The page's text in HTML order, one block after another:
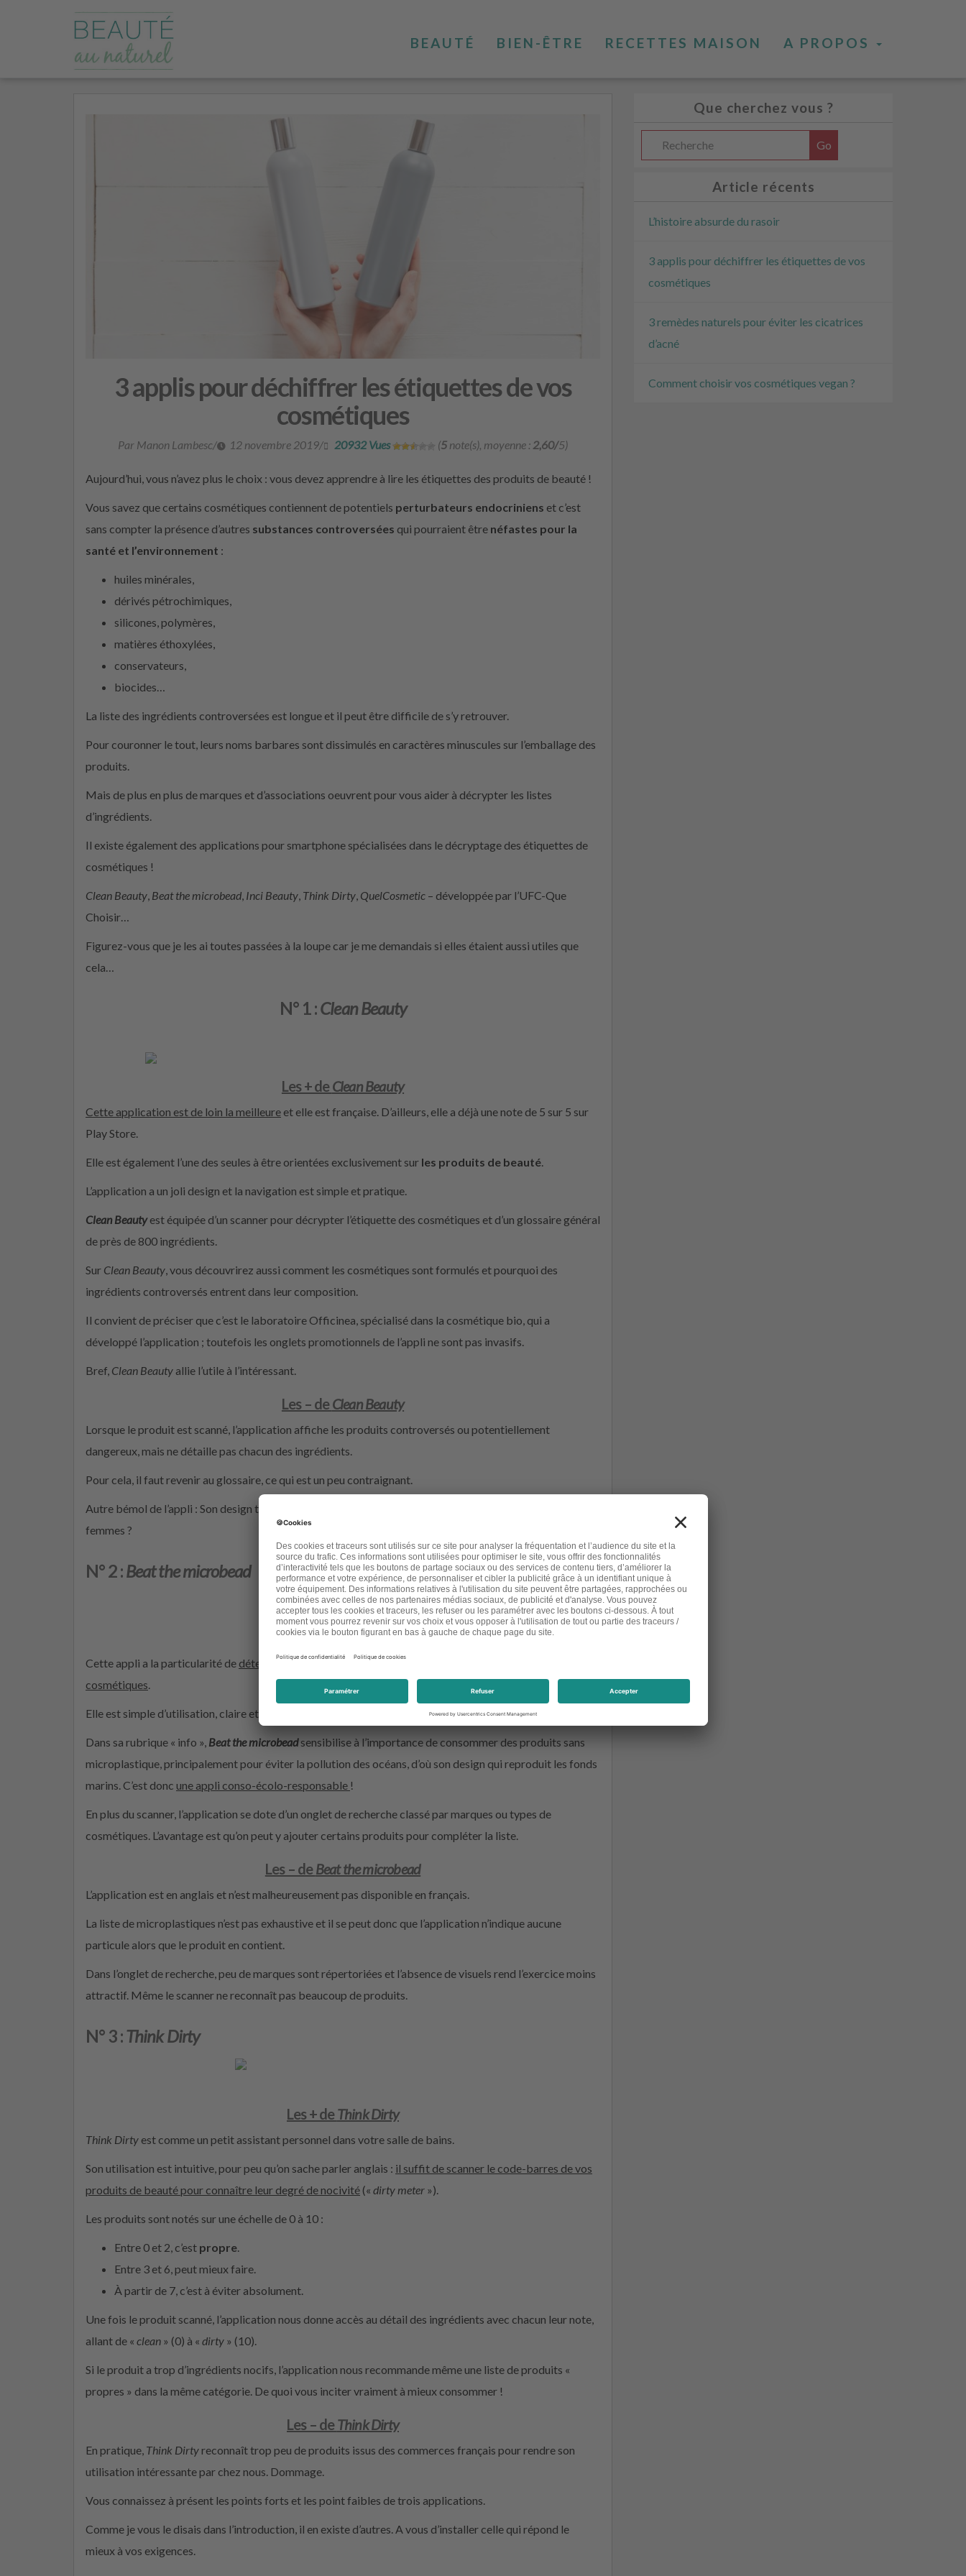
BEAUTÉ BIEN-ÊTRE RECETTES MAISON A PROPOS
3 applis pour déchiffrer les étiquettes de vos
cosmétiques
Par Manon Lambesc/ 12 novembre 2019/ 20932 Vues (5 note(s), moyenne : 2,60/5)
Aujourd’hui, vous n’avez plus le choix : vous devez apprendre à lire les étiquettes des produits de beauté !
Vous savez que certains cosmétiques contiennent de potentiels perturbateurs endocriniens et c’est
sans compter la présence d’autres substances controversées qui pourraient être néfastes pour la
santé et l’environnement :
huiles minérales,
dérivés pétrochimiques,
silicones, polymères,
matières éthoxylées,
conservateurs,
biocides…
La liste des ingrédients controversées est longue et il peut être difficile de s’y retrouver.
Pour couronner le tout, leurs noms barbares sont dissimulés en caractères minuscules sur l’emballage des
produits.
Mais de plus en plus de marques et d’associations oeuvrent pour vous aider à décrypter les listes
d’ingrédients.
Il existe également des applications pour smartphone spécialisées dans le décryptage des étiquettes de
cosmétiques !
Clean Beauty, Beat the microbead, Inci Beauty, Think Dirty, QuelCosmetic – développée par l’UFC-Que
Choisir…
Figurez-vous que je les ai toutes passées à la loupe car je me demandais si elles étaient aussi utiles que
cela…
N° 1 :Clean Beauty
Les + deClean Beauty
Cette application est de loin la meilleure et elle est française. D’ailleurs, elle a déjà une note de 5 sur 5 sur
Play Store.
Elle est également l’une des seules à être orientées exclusivement sur les produits de beauté.
L’application a un joli design et la navigation est simple et pratique.
Clean Beautyest équipée d’un scanner pour décrypter l’étiquette des cosmétiques et d’un glossaire général
de près de 800 ingrédients.
Sur Clean Beauty, vous découvrirez aussi comment les cosmétiques sont formulés et pourquoi des
ingrédients controversés entrent dans leur composition.
Il convient de préciser que c’est le laboratoire Officinea, spécialisé dans la cosmétique bio, qui a
développé l’application ; toutefois les onglets promotionnels de l’appli ne sont pas invasifs.
Bref, Clean Beauty allie l’utile à l’intéressant.
Les – deClean Beauty
Lorsque le produit est scanné, l’application affiche les produits controversés ou potentiellement
dangereux, mais ne détaille pas chacun des ingrédients.
Pour cela, il faut revenir au glossaire, ce qui est un peu contraignant.
Autre bémol de l’appli : Son design très
femmes ?
N° 2 :Beat the microbead
Les + deBeat the microbead
Cette appli a la particularité de détecter la présence demicrobilles
cosmétiques.
Elle est simple d’utilisation, claire et précise.
Dans sa rubrique « info », Beat the microbeadsensibilise à l’importance de consommer des produits sans
microplastique, principalement pour éviter la pollution des océans, d’où son design qui reproduit les fonds
marins. C’est donc une appli conso-écolo-responsable !
En plus du scanner, l’application se dote d’un onglet de recherche classé par marques ou types de
cosmétiques. L’avantage est qu’on peut y ajouter certains produits pour compléter la liste.
Les – deBeat the microbead
L’application est en anglais et n’est malheureusement pas disponible en français.
La liste de microplastiques n’est pas exhaustive et il se peut donc que l’application n’indique aucune
particule alors que le produit en contient.
Dans l’onglet de recherche, peu de marques sont répertoriées et l’absence de visuels rend l’exercice moins
attractif. Même le scanner ne reconnaît pas beaucoup de produits.
N° 3 :ThinkDirty
Les + deThink Dirty
Think Dirty est comme un petit assistant personnel dans votre salle de bains.
Son utilisation est intuitive, pour peu qu’on sache parler anglais : il suffit de scanner le code-barres de vos
produits de beauté pour connaître leur degré de nocivité (« dirty meter »).
Les produits sont notés sur une échelle de 0 à 10 :
Entre 0 et 2, c’est propre.
Entre 3 et 6, peut mieux faire.
À partir de 7, c’est à éviter absolument.
Une fois le produit scanné, l’application nous donne accès au détail des ingrédients avec chacun leur note,
allant de « clean » (0) à « dirty » (10).
Si le produit a trop d’ingrédients nocifs, l’application nous recommande même une liste de produits «
propres » dans la même catégorie. De quoi vous inciter vraiment à mieux consommer !
Les – deThink Dirty
En pratique, Think Dirtyreconnaît trop peu de produits issus des commerces français pour rendre son
utilisation intéressante par chez nous. Dommage.
Vous connaissez à présent les points forts et les point faibles de trois applications.
Comme je vous le disais dans l’introduction, il en existe d’autres. A vous d’installer celle qui répond le
mieux à vos exigences.
Que cherchez vous ?
Article récents
L’histoire absurde du rasoir
3 applis pour déchiffrer les étiquettes de vos
cosmétiques
3 remèdes naturels pour éviter les cicatrices
d’acné
Comment choisir vos cosmétiques vegan ?